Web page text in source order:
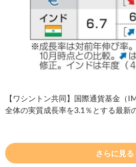
【ワシントン共同】国際通貨基金（
全体の実質成長率を3.1％とする最新
さらに見る